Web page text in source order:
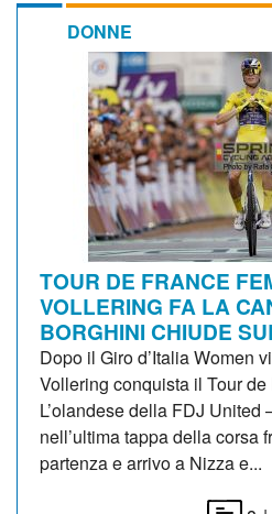
DONNE
TOUR DE FRANCE
VOLLERING FA LA
BORGHINI CHIUDE
Dopo il Giro d’Italia Women
Vollering conquista il Tour
L’olandese della FDJ United
nell’ultima tappa della corsa
partenza e arrivo a Nizza e...